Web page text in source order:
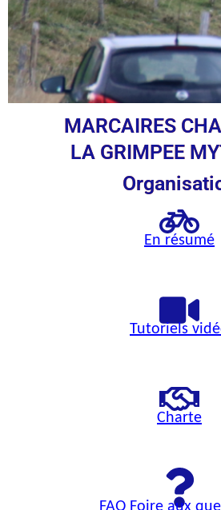
MARCAIRES
LA GRIMPEE
En résumé
Tutoriels
Charte